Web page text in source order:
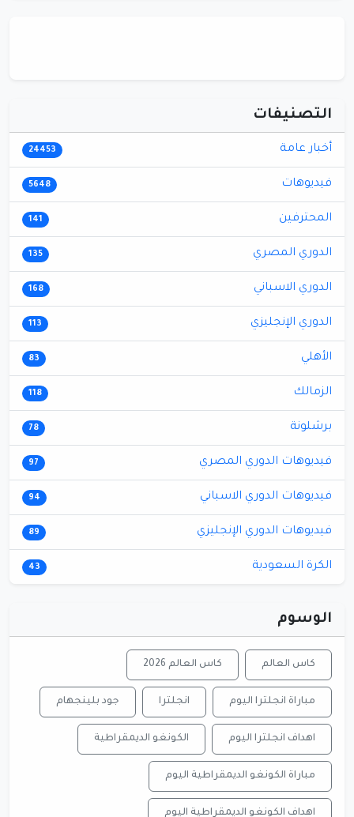
التصنيفات
أخبار عامة 24453
فيديوهات 5648
المحترفين 141
الدوري المصري 135
الدوري الاسباني 168
الدوري الإنجليزي 113
الأهلي 83
الزمالك 118
برشلونة 78
فيديوهات الدوري المصري 97
فيديوهات الدوري الاسباني 94
فيديوهات الدوري الإنجليزي 89
الكرة السعودية 43
الوسوم
كاس العالم كاس العالم 2026
مباراة انجلترا اليوم انجلترا جود بلينجهام
اهداف انجلترا اليوم الكونغو الديمقراطية
مباراة الكونغو الديمقراطية اليوم
اهداف الكونغو الديمقراطية اليوم